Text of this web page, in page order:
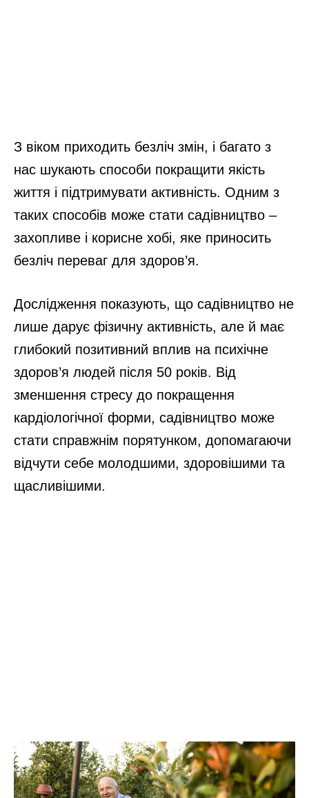
З віком приходить безліч змін, і багато з
нас шукають способи покращити якість
життя і підтримувати активність. Одним з
таких способів може стати садівництво –
захопливе і корисне хобі, яке приносить
безліч переваг для здоров’я.
Дослідження показують, що садівництво не
лише дарує фізичну активність, але й має
глибокий позитивний вплив на психічне
здоров’я людей після 50 років. Від
зменшення стресу до покращення
кардіологічної форми, садівництво може
стати справжнім порятунком, допомагаючи
відчути себе молодшими, здоровішими та
щасливішими.